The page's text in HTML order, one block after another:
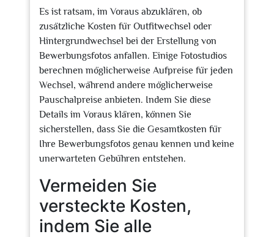
Es ist ratsam, im Voraus abzuklären, ob
zusätzliche Kosten für Outfitwechsel oder
Hintergrundwechsel bei der Erstellung von
Bewerbungsfotos anfallen. Einige Fotostudios
berechnen möglicherweise Aufpreise für jeden
Wechsel, während andere möglicherweise
Pauschalpreise anbieten. Indem Sie diese
Details im Voraus klären, können Sie
sicherstellen, dass Sie die Gesamtkosten für
Ihre Bewerbungsfotos genau kennen und keine
unerwarteten Gebühren entstehen.
Vermeiden Sie
versteckte Kosten,
indem Sie alle